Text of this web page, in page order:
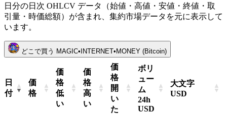
日分の日次 OHLCV データ（始値・高値・安値・終値・取
引量・時価総額）が含まれ、集約市場データを元に表示して
います。
どこで買う MAGIC•INTERNET•MONEY (Bitcoin)
日
付
価
格
価
格
低
い
価
格
高
い
価
格
開
い
た
ボリ
ュー
ム
24h
USD
大文字
USD